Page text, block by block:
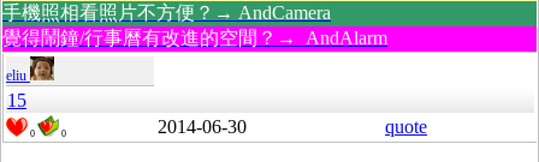
手機照相看照片不方便？→ AndCamera
覺得鬧鐘/行事曆有改進的空間？→ AndAlarm
eliu
15
0 0 2014-06-30 quote